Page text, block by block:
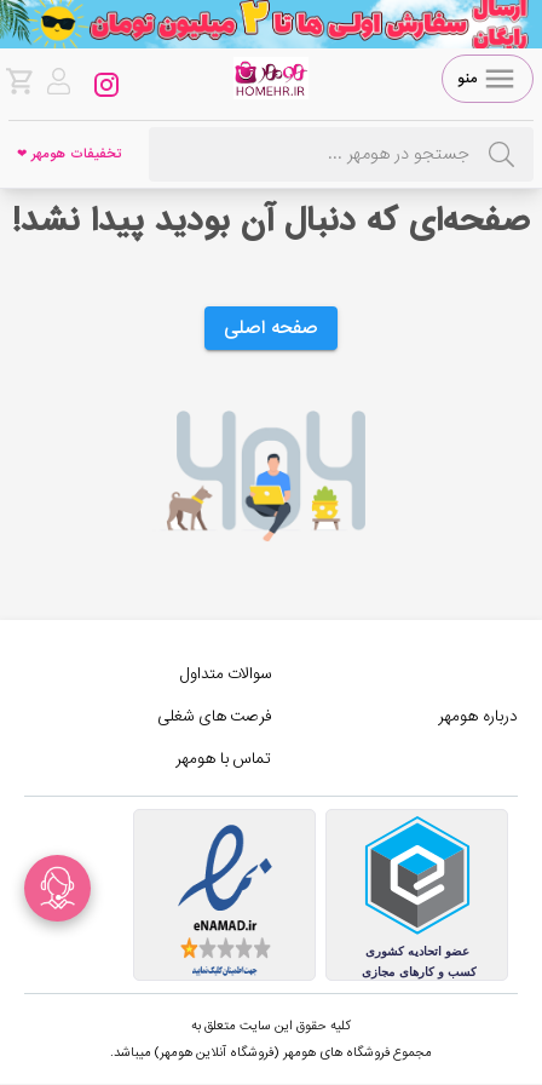
منو
تخفیفات هومهر ❤
صفحه‌ای که دنبال آن بودید پیدا نشد!
صفحه اصلی
درباره هومهر
سوالات متداول
فرصت های شغلی
تماس با هومهر
کلیه حقوق این سایت متعلق به
مجموع فروشگاه های هومهر (فروشگاه آنلاین هومهر) میباشد.